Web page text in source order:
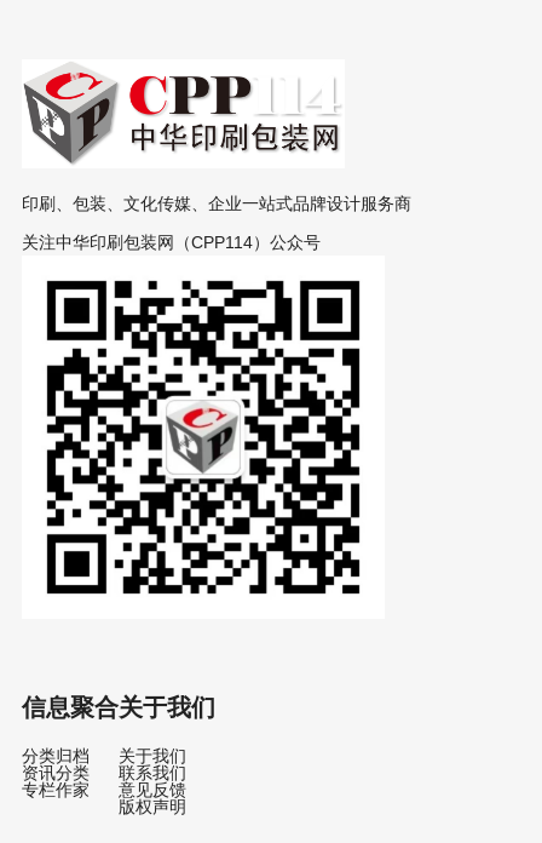
印刷、包装、文化传媒、企业一站式品牌设计服务商
关注中华印刷包装网（CPP114）公众号
信息聚合
分类归档
资讯分类
专栏作家
关于我们
关于我们
联系我们
意见反馈
版权声明